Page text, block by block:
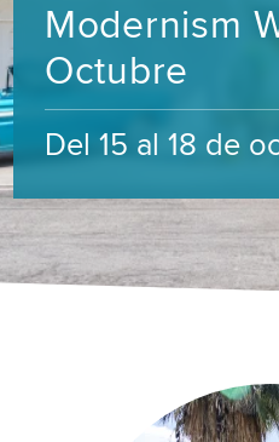
Modernism
Octubre
Del 15 al 18 de